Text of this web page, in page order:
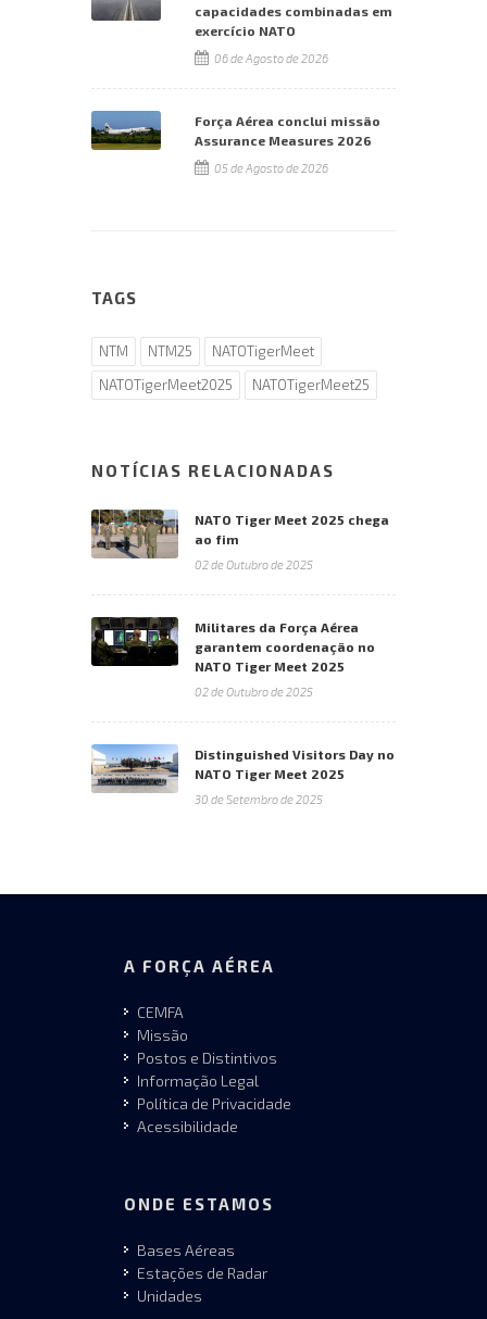
capacidades combinadas em
exercício NATO
06 de Agosto de 2026
Força Aérea conclui missão
Assurance Measures 2026
05 de Agosto de 2026
TAGS
NTM NTM25
NATOTigerMeet
NATOTigerMeet2025
NATOTigerMeet25
NOTÍCIAS RELACIONADAS
NATO Tiger Meet 2025 chega
ao fim
02 de Outubro de 2025
Militares da Força Aérea
garantem coordenação no
NATO Tiger Meet 2025
02 de Outubro de 2025
Distinguished Visitors Day no
NATO Tiger Meet 2025
30 de Setembro de 2025
A FORÇA AÉREA
CEMFA
Missão
Postos e Distintivos
Informação Legal
Política de Privacidade
Acessibilidade
ONDE ESTAMOS
Bases Aéreas
Estações de Radar
Unidades